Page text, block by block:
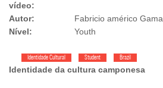
vídeo:
Autor:
Fabricio américo Gama
Nível:
Youth
Identidade Cultural Student Brazil
Identidade da cultura camponesa